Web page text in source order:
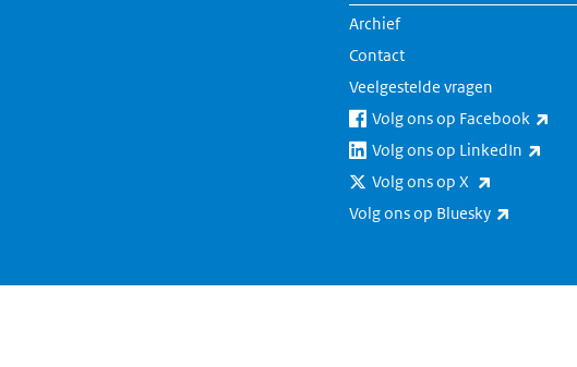
Archief
Contact
Veelgestelde vragen
Volg ons op Facebook
Volg ons op LinkedIn
Volg ons op X
Volg ons op Bluesky